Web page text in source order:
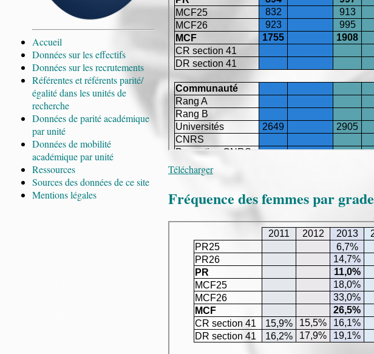
Accueil
Données sur les effectifs
Données sur les recrutements
Référentes et référents parité/
égalité dans les unités de
recherche
Données de parité académique
par unité
Données de mobilité
académique par unité
Ressources
Sources des données de ce site
Mentions légales
Télécharger
Fréquence des femmes par grade